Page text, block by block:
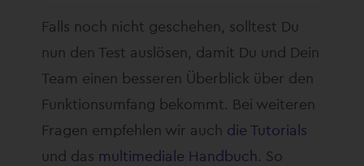
Falls noch nicht geschehen, solltest Du
nun den Test auslösen, damit Du und Dein
Team einen besseren Überblick über den
Funktionsumfang bekommt. Bei weiteren
Fragen empfehlen wir auch die Tutorials
und das multimediale Handbuch. So